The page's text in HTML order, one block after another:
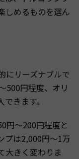
しめるものを選ん
にリーズナブルで
500円程度、オリ
きます。
円〜200円程度と
プは2,000円〜1万
大きく変わりま